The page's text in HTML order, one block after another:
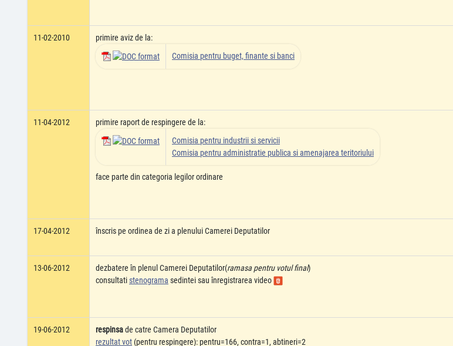
11-02-2010
primire aviz de la:
Comisia pentru buget, finante si banci
11-04-2012
primire raport de respingere de la:
Comisia pentru industrii si servicii
Comisia pentru administratie publica si amenajarea teritoriului
face parte din categoria legilor ordinare
17-04-2012 înscris pe ordinea de zi a plenului Camerei Deputatilor
13-06-2012 dezbatere în plenul Camerei Deputatilor(ramasa pentru votul final)
consultatistenograma sedintei sau înregistrarea video
19-06-2012 respinsade catre Camera Deputatilor
rezultat vot (pentru respingere): pentru=166, contra=1, abtineri=2